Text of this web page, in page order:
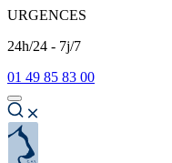
URGENCES
24h/24 - 7j/7
01 49 85 83 00